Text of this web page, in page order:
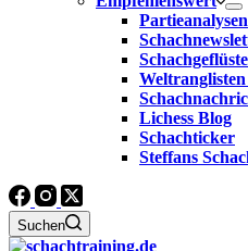
Partieanalysen
Lichess Blog
Schachticker
Steffans
Suchen